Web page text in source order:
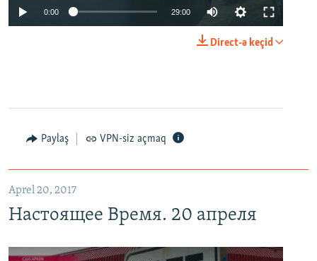
0:00 29:00
Direct-ə keçid
Paylaş VPN-siz açmaq
Aprel 20, 2017
Настоящее Время. 20 апреля